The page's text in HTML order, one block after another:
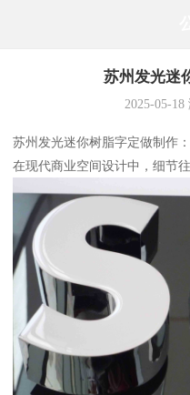
苏州发光迷
2025-05-18
苏州发光迷你树脂字定做制作
在现代商业空间设计中，细节往